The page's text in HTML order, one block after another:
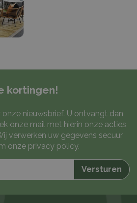
kortingen!
onze nieuwsbrief. U ontvangt dan
onze mail met hierin onze acties
verwerken uw gegevens secuur
onze privacy policy.